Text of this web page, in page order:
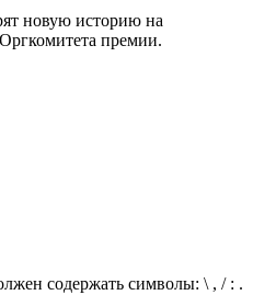
новую историю на
премии.
содержать символы: \ , / : .